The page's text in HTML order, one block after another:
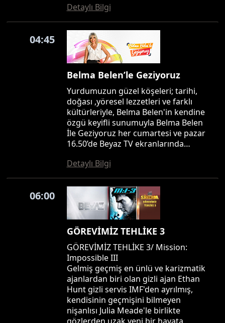
Detaylı Bilgi
04:45
Belma Belen’le Geziyoruz
Yurdumuzun güzel köşeleri; tarihi,
doğası ,yöresel lezzetleri ve farklı
kültürleriyle, Belma Belen'in kendine
özgü keyifli sunumuyla Belma Belen
İle Geziyoruz her cumartesi ve pazar
16.50’de Beyaz TV ekranlarında…
Detaylı Bilgi
06:00
GÖREVİMİZ TEHLİKE 3
GÖREVİMİZ TEHLİKE 3/ Mission:
Impossible III
Gelmiş geçmiş en ünlü ve karizmatik
ajanlardan biri olan gizli ajan Ethan
Hunt gizli servis IMF'den ayrılmış,
kendisinin geçmişini bilmeyen
nişanlısı Julia Meade'le birlikte